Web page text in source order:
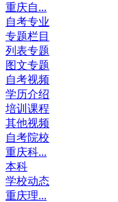
重庆自...
自考专业
专题栏目
列表专题
图文专题
自考视频
学历介绍
培训课程
其他视频
自考院校
重庆科...
本科
学校动态
重庆理...